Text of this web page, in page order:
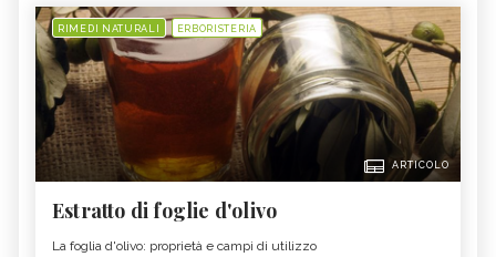
RIMEDI NATURALI ERBORISTERIA
ARTICOLO
Estratto di foglie d'olivo
La foglia d'olivo: proprietà e campi di utilizzo